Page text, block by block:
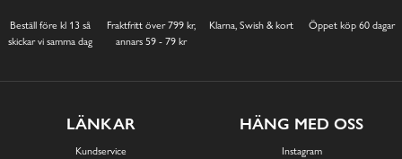
Beställ före kl 13 så
skickar vi samma dag
Fraktfritt över 799 kr,
annars 59 - 79 kr
Klarna, Swish & kort Öppet köp 60 dagar
LÄNKAR
Kundservice
HÄNG MED OSS
Instagram